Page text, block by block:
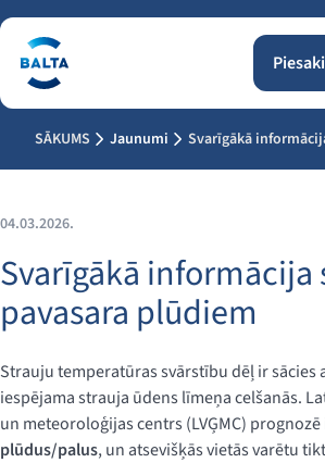
SĀKUMS Jaunumi Svarīgākā
04.03.2026.
Svarīgākā informācija
pavasara plūdiem
Strauju temperatūras svārstību dēļ ir sācies
iespējama strauja ūdens līmeņa celšanās.
un meteoroloģijas centrs (LVĢMC) prognozē
plūdus/palus, un atsevišķās vietās varētu